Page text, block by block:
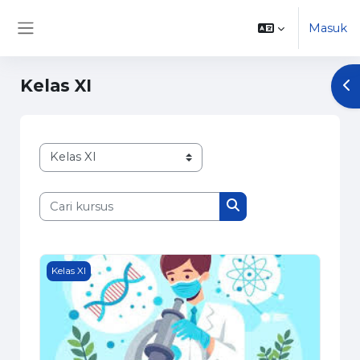
Masuk
Kelas XI
Kategori kursus
Cari kursus
Cari kursus
BIOLOGI XI (2526 DIAR)
Kelas XI